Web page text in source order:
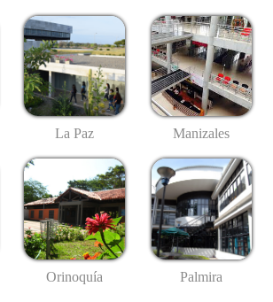
La Paz Manizales
Orinoquía Palmira